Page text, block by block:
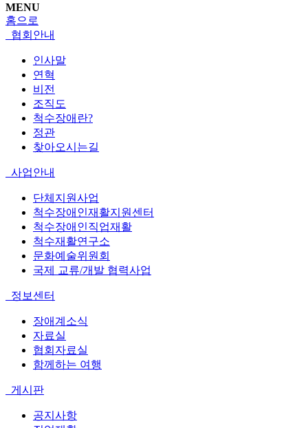
MENU
홈으로
협회안내
인사말
연혁
비전
조직도
척수장애란?
정관
찾아오시는길
사업안내
단체지원사업
척수장애인재활지원센터
척수장애인직업재활
척수재활연구소
문화예술위원회
국제 교류/개발 협력사업
정보센터
장애계소식
자료실
협회자료실
함께하는 여행
게시판
공지사항